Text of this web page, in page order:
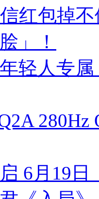
红包掉
」！
轻人专
6月19